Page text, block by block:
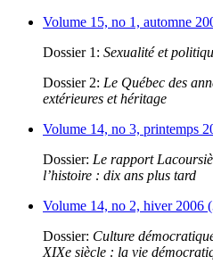
Volume 15, no 1, automne
Dossier 1: Sexualité et
Dossier 2: Le Québec des
extérieures et héritage
Volume 14, no 3, printemps
Dossier: Le rapport
l’histoire : dix ans plus tard
Volume 14, no 2, hiver 2006
Dossier: Culture
XIXe siècle : la vie